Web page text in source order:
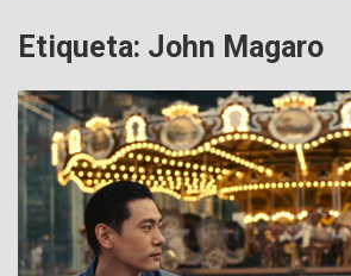
Etiqueta: John Magaro